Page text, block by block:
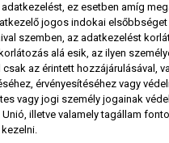
ez esetben amíg
jogos indokai elsőbbséget
szemben, az adatkezelést
alá esik, az ilyen
csak az érintett hozzájárulásával,
érvényesítéséhez vagy
vagy jogi személy jogainak
illetve valamely tagállam